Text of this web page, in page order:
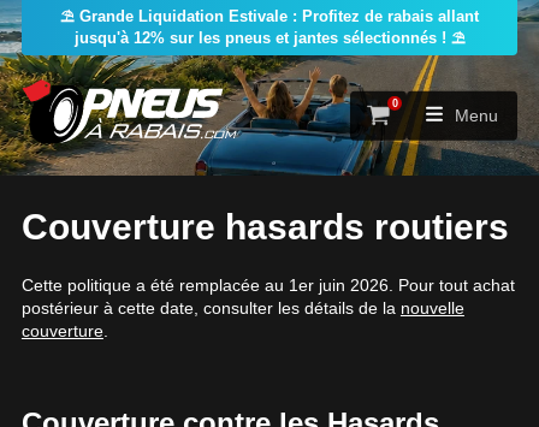
⛱️ Grande Liquidation Estivale : Profitez de rabais allant
jusqu'à 12% sur les pneus et jantes sélectionnés ! ⛱️
RECHERCHE DE PNEUS
Par dimensions Par véhicule
ROUES
RECHERCHE DE ROUES
Panier
0
Menu
Couverture hasards routiers
Cette politique a été remplacée au 1er juin 2026. Pour tout achat
postérieur à cette date, consulter les détails de la nouvelle
couverture.